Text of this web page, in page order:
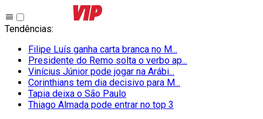
Tendências:
Filipe Luís ganha carta branca no M...
Presidente do Remo solta o verbo ap...
Vinícius Júnior pode jogar na Arábi...
Corinthians tem dia decisivo para M...
Tapia deixa o São Paulo
Thiago Almada pode entrar no top 3